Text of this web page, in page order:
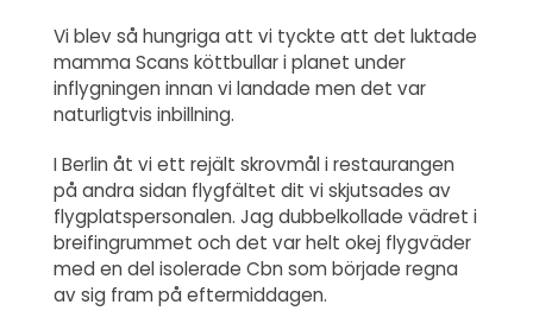
Vi blev så hungriga att vi tyckte att det luktade
mamma Scans köttbullar i planet under
inflygningen innan vi landade men det var
naturligtvis inbillning.
I Berlin åt vi ett rejält skrovmål i restaurangen
på andra sidan flygfältet dit vi skjutsades av
flygplatspersonalen. Jag dubbelkollade vädret i
breifingrummet och det var helt okej flygväder
med en del isolerade Cbn som började regna
av sig fram på eftermiddagen.